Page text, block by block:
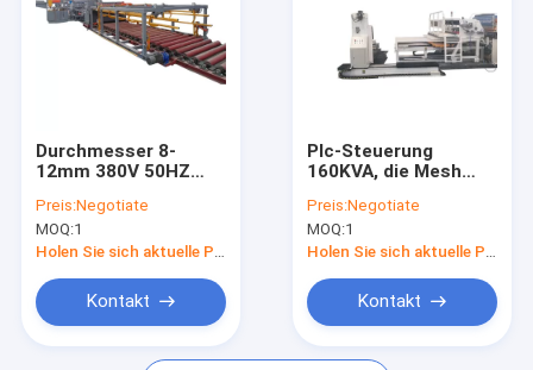
Über uns
geschweißte Maschendrahtmaschine
Bau Mesh Welding Machine
Zaunmaschen-Schweißgerät
Durchmesser 8-
12mm 380V 50HZ
Welding Machine For
Wire
Preis:Negotiate
MOQ:1
Holen Sie sich aktuelle Preis
Kontakt
Plc-Steuerung
160KVA, die Mesh
With Touch-Schirm
verstärkt
Preis:Negotiate
MOQ:1
Holen Sie sich aktuelle Preis
Kontakt